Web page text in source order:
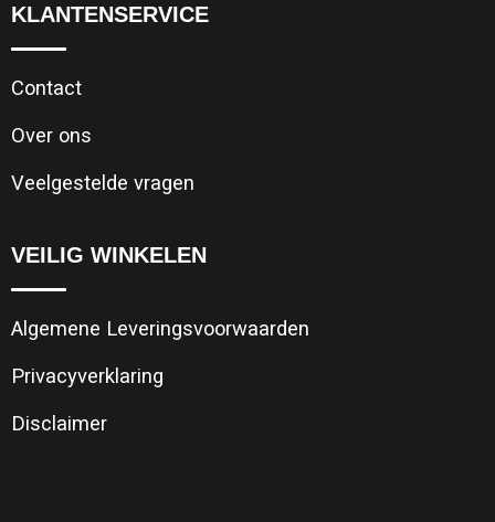
KLANTENSERVICE
Contact
Over ons
Veelgestelde vragen
VEILIG WINKELEN
Algemene Leveringsvoorwaarden
Privacyverklaring
Disclaimer